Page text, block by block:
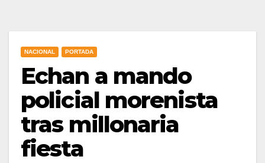
NACIONAL PORTADA
Echan a mando
policial morenista
tras millonaria
fiesta